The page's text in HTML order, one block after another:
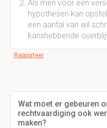
Als men voor een
hypothesen kan
een aantal van wil
kanshebbende
Rapporteer
Wat moet er gebeuren
rechtvaardiging ook
maken?